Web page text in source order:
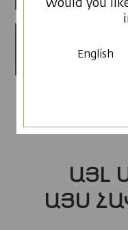
ԱՅԼ
ԱՅՍ
Would you
English